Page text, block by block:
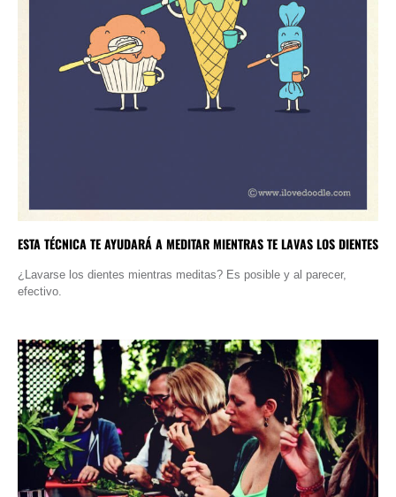
ESTA TÉCNICA TE AYUDARÁ A MEDITAR MIENTRAS TE LAVAS LOS DIENTES
¿Lavarse los dientes mientras meditas? Es posible y al parecer,
efectivo.